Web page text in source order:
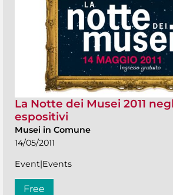
La Notte dei Musei 2011
espositivi
Musei in Comune
14/05/2011
Event|Events
Free